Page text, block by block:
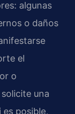
algunas
o daños
el
o
una
posible,